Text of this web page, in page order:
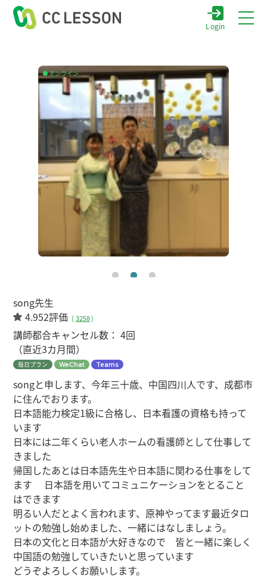
Login
オンライン
song先生
4.952評価 ( 3258)
講師都合キャンセル数：4回
（直近3カ月間）
毎日プラン WeChat Teams
songと申します、今年三十歳、中国四川人です、成都市
に住んでおります。
日本語能力検定1級に合格し、日本看護の資格も持って
います
日本には二年くらい老人ホームの看護師として仕事して
きました
帰国したあとは日本語先生や日本語に関わる仕事をして
ます 日本語を用いてコミュニケーションをとること
はできます
明るい人だとよく言われます、原神やってます最近タロ
ットの勉強し始めました、一緒にはなしましょう。
日本の文化と日本語が大好きなので 皆と一緒に楽しく
中国語の勉強していきたいと思っています
どうぞよろしくお願いします。